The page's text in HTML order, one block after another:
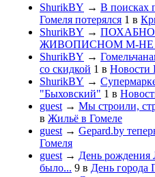
ShurikBY → В поисках
Гомеля потерялся 1 в
ShurikBY →
ЖИВОПИСНОМ М-НЕ
ShurikBY →
со скидкой 1 в Новости
ShurikBY →
"Быховский" 1 в
guest → Мы строили,
в Жильё в Гомеле
guest → Gepard.by
Гомеля
guest → День рождения
было... 9 в День города